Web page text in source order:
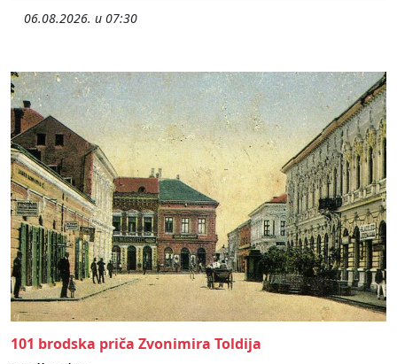
06.08.2026. u 07:30
101 brodska priča Zvonimira Toldija